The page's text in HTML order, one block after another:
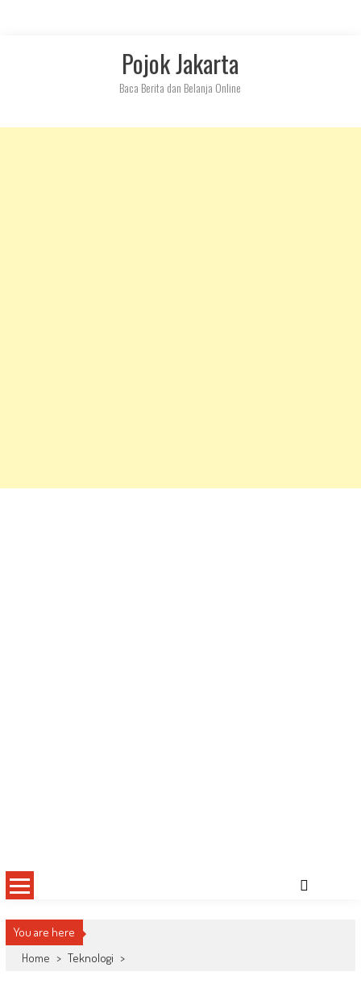
Pojok Jakarta
Baca Berita dan Belanja Online
You are here
Home > Teknologi >